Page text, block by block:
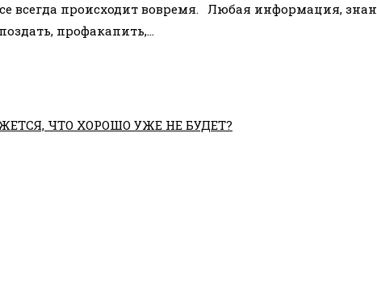
всегда происходит вовремя.⠀Любая информация,
профакапить,…
ЧТО ХОРОШО УЖЕ НЕ БУДЕТ?